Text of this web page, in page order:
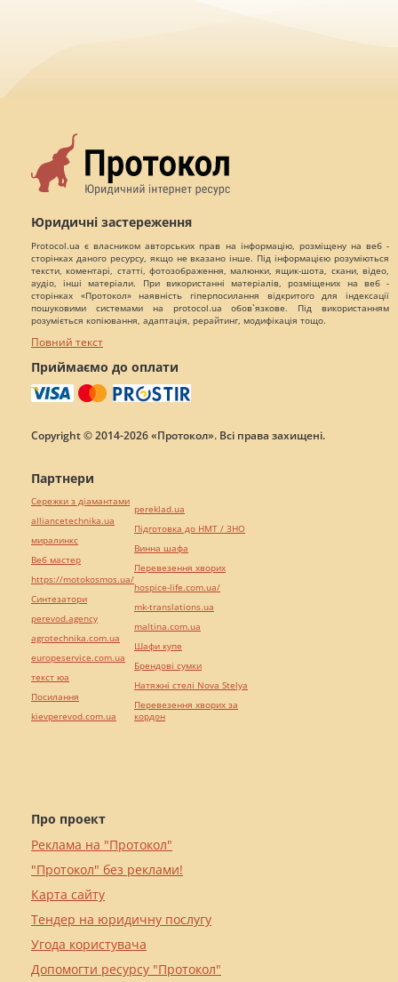
Юридичні застереження
Protocol.ua є власником авторських прав на інформацію, розміщену на веб -
сторінках даного ресурсу, якщо не вказано інше. Під інформацією розуміються
тексти, коментарі, статті, фотозображення, малюнки, ящик-шота, скани, відео,
аудіо, інші матеріали. При використанні матеріалів, розміщених на веб -
сторінках «Протокол» наявність гіперпосилання відкритого для індексації
пошуковими системами на protocol.ua обов`язкове. Під використанням
розуміється копіювання, адаптація, рерайтинг, модифікація тощо.
Повний текст
Приймаємо до оплати
Copyright © 2014-2026 «Протокол». Всі права захищені.
Про проект
Реклама на "Протокол"
"Протокол" без реклами!
Карта сайту
Тендер на юридичну послугу
Угода користувача
Допомогти ресурсу "Протокол"
Партнери
Сережки з діамантами
alliancetechnika.ua
миралинкс
Веб мастер
https://motokosmos.ua/
Синтезатори
perevod.agency
agrotechnika.com.ua
europeservice.com.ua
текст юа
Посилання
kievperevod.com.ua
pereklad.ua
Підготовка до НМТ / ЗНО
Винна шафа
Перевезення хворих
hospice-life.com.ua/
mk-translations.ua
maltina.com.ua
Шафи купе
Брендові сумки
Натяжні стелі Nova Stelya
Перевезення хворих за
кордон